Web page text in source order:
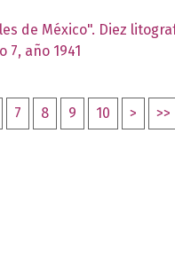
de México". Diez
7, año 1941
7 8 9 10 > >>